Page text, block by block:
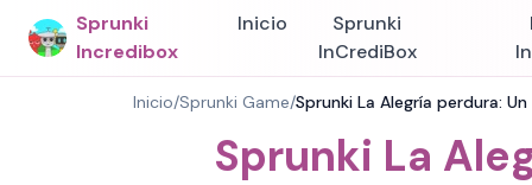
Sprunki
Incredibox
Inicio
Sprunki
InCrediBox
Inicio/Sprunki Game/Sprunki La Alegría perdura:
Sprunki La